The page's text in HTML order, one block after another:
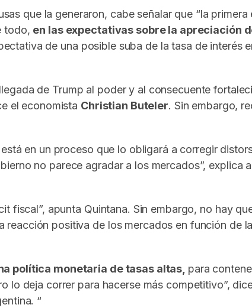
que la generaron, cabe señalar que “la primera
todo, en las expectativas sobre la apreciación
de una posible suba de la tasa de interés
de Trump al poder y al consecuente
el economista Christian Buteler. Sin embargo,
en un proceso que lo obligará a corregir
no parece agradar a los mercados”, explica
fiscal”, apunta Quintana. Sin embargo, no hay
reacción positiva de los mercados en función de
política monetaria de tasas altas, para
lo deja correr para hacerse más competitivo”,
“